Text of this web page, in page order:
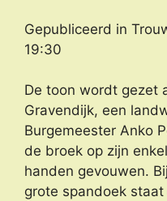
Gepubliceerd in
19:30
De toon wordt gezet
Gravendijk, een
Burgemeester Anko
de broek op zijn
handen gevouwen.
grote spandoek staat